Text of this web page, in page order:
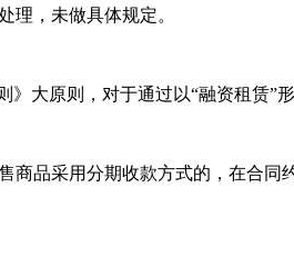
，未做具体规定。
原则，对于通过以“融资租赁”形
品采用分期收款方式的，在合同约